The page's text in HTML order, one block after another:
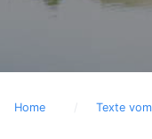
Home Texte